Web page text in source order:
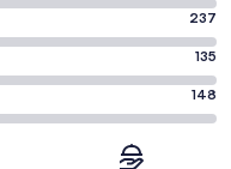
237
135
148